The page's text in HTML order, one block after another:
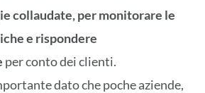
collaudate, per monitorare le
e rispondere
per conto dei clienti.
dato che poche aziende,